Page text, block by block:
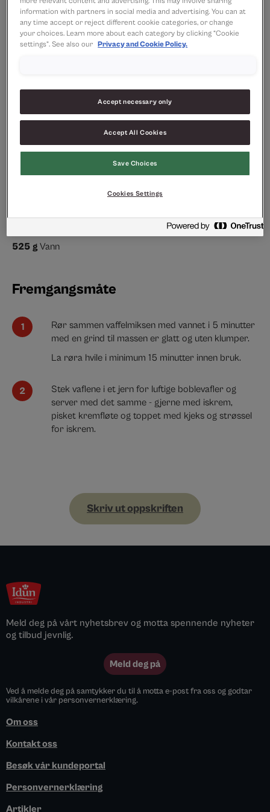
Ingredienser
miks
525 g Vann
Fremgangsmåte
Rør sammen vaffelmiksen med vannet i 5 minutter
med en grind til massen er glatt og uten klumper.
La røra hvile i minimum 15 minutter innen bruk.
Stek vaflene i et jern for luftige boblevafler og
server med det samme - gjerne med iskrem,
pisket kremfløte og toppet med kjeks og strøssel
for iskrem.
Skriv ut oppskriften
Meld deg på vårt nyhetsbrev og motta spennende nyheter
og tilbud jevnlig.
Meld deg på
Ved å melde deg på samtykker du til å motta e-post fra oss og godtar
vilkårene i vår personvernerklæring.
Om oss
Kontakt oss
Besøk vår kundeportal
Personvernerklæring
Artikler
information with partners in social media and advertising. You can at
any time accept or reject different cookie categories, or change
your choices. Learn more about each category by clicking “Cookie
settings”. See also our Privacy and Cookie Policy.
Accept necessary only
Accept All Cookies
Save Choices
Cookies Settings